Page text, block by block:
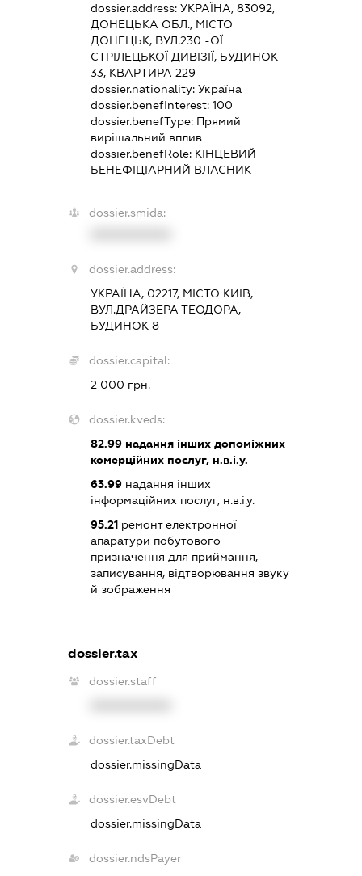
dossier.address:УКРАЇНА, 83092,
ДОНЕЦЬКА ОБЛ., МІСТО
ДОНЕЦЬК, ВУЛ.230 -ОЇ
СТРІЛЕЦЬКОЇ ДИВІЗІЇ, БУДИНОК
33, КВАРТИРА 229
dossier.nationality:Україна
dossier.benefInterest:100
dossier.benefType: Прямий
вирішальний вплив
dossier.benefRole: КІНЦЕВИЙ
БЕНЕФІЦІАРНИЙ ВЛАСНИК
dossier.smida:
dossier.address:
УКРАЇНА, 02217, МІСТО КИЇВ,
ВУЛ.ДРАЙЗЕРА ТЕОДОРА,
БУДИНОК 8
dossier.capital:
2 000 грн.
dossier.kveds:
82.99 надання інших допоміжних
комерційних послуг, н.в.і.у.
63.99 надання інших
інформаційних послуг, н.в.і.у.
95.21 ремонт електронної
апаратури побутового
призначення для приймання,
записування, відтворювання звуку
й зображення
dossier.tax
dossier.staff
dossier.taxDebt
dossier.missingData
dossier.esvDebt
dossier.missingData
dossier.ndsPayer